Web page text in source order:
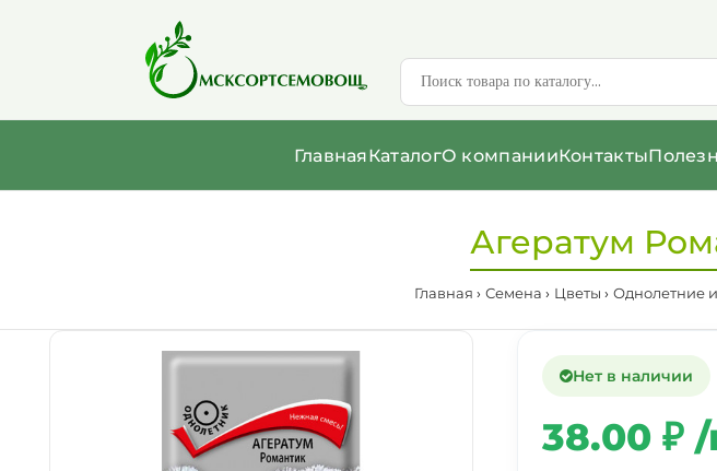
ГлавнаяКаталогО компанииКонтакты
Агератум
Главная Семена Цветы Однолетние
Нет в наличии
38.00 ₽